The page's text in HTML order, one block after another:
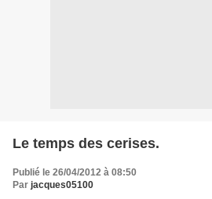
Le temps des cerises.
Publié le 26/04/2012 à 08:50
Par jacques05100